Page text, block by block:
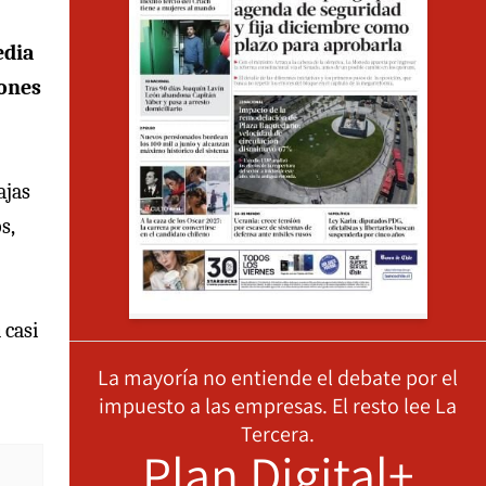
La mayoría no entiende el debate por el
impuesto a las empresas. El resto lee La
Tercera.